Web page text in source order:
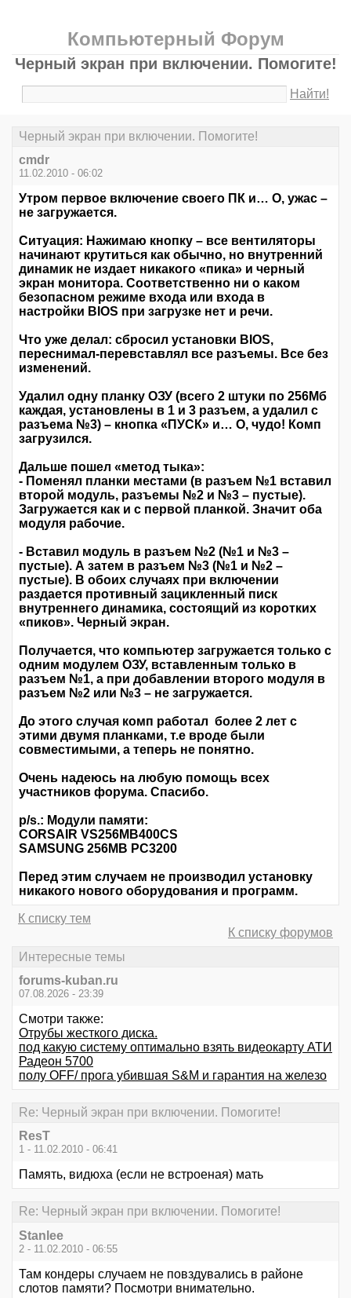
Компьютерный Форум
Черный экран при включении. Помогите!
Найти!
Черный экран при включении. Помогите!
cmdr
11.02.2010 - 06:02
Утром первое включение своего ПК и… О, ужас –
не загружается.
Ситуация: Нажимаю кнопку – все вентиляторы
начинают крутиться как обычно, но внутренний
динамик не издает никакого «пика» и черный
экран монитора. Соответственно ни о каком
безопасном режиме входа или входа в
настройки BIOS при загрузке нет и речи.
Что уже делал: сбросил установки BIOS,
переснимал-перевставлял все разъемы. Все без
изменений.
Удалил одну планку ОЗУ (всего 2 штуки по 256Мб
каждая, установлены в 1 и 3 разъем, а удалил с
разъема №3) – кнопка «ПУСК» и… О, чудо! Комп
загрузился.
Дальше пошел «метод тыка»:
- Поменял планки местами (в разъем №1 вставил
второй модуль, разъемы №2 и №3 – пустые).
Загружается как и с первой планкой. Значит оба
модуля рабочие.
- Вставил модуль в разъем №2 (№1 и №3 –
пустые). А затем в разъем №3 (№1 и №2 –
пустые). В обоих случаях при включении
раздается противный зацикленный писк
внутреннего динамика, состоящий из коротких
«пиков». Черный экран.
Получается, что компьютер загружается только с
одним модулем ОЗУ, вставленным только в
разъем №1, а при добавлении второго модуля в
разъем №2 или №3 – не загружается.
До этого случая комп работал более 2 лет с
этими двумя планками, т.е вроде были
совместимыми, а теперь не понятно.
Очень надеюсь на любую помощь всех
участников форума. Спасибо.
p/s.: Модули памяти:
CORSAIR VS256MB400CS
SAMSUNG 256MB PC3200
Перед этим случаем не производил установку
никакого нового оборудования и программ.
К списку тем
К списку форумов
Интересные темы
forums-kuban.ru
07.08.2026 - 23:39
Смотри также:
Отрубы жесткого диска.
под какую систему оптимально взять видеокарту АТИ
Радеон 5700
полу OFF/ прога убившая S&M и гарантия на железо
Re: Черный экран при включении. Помогите!
ResT
1 - 11.02.2010 - 06:41
Память, видюха (если не встроеная) мать
Re: Черный экран при включении. Помогите!
Stanlee
2 - 11.02.2010 - 06:55
Там кондеры случаем не повздувались в районе
слотов памяти? Посмотри внимательно.